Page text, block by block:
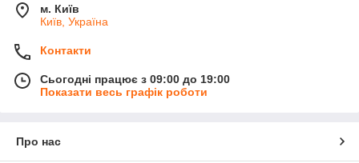
м. Київ
Київ, Україна
Контакти
Сьогодні працює з 09:00 до 19:00
Показати весь графік роботи
Про нас